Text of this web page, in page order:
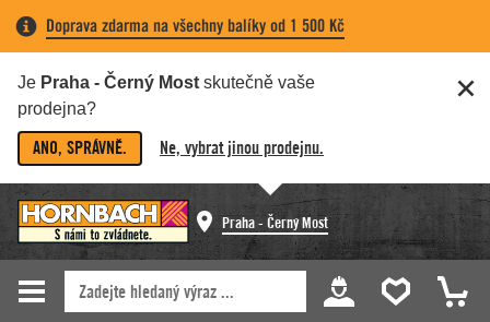
Doprava zdarma na všechny balíky od 1 500 Kč
Je Praha - Černý Most skutečně vaše
prodejna?
ANO, SPRÁVNĚ. Ne, vybrat jinou prodejnu.
Praha - Černý Most